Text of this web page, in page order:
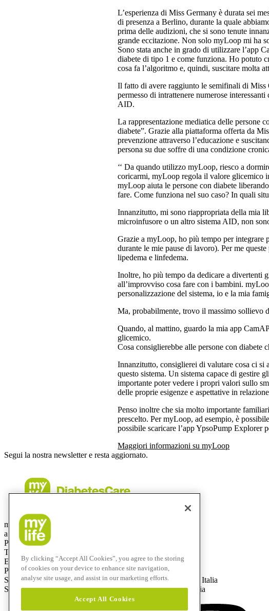
L’esperienza di Miss Germany è durata sei
di presenza a Berlino, durante la quale
prima delle audizioni, che si sono tenute
grande eccitazione. Non solo myLoop mi ha
Sono stata anche in grado di utilizzare l’app
diabete di tipo 1 e come funziona. Ho potuto
cosa fa l’algoritmo e, quindi, suscitare molta
Il fatto di avere raggiunto le semifinali di
permesso di intrattenere numerose
AID.
La rappresentazione mediatica delle persone
diabete”. Grazie alla piattaforma offerta da
prevenzione attraverso l’educazione e
persona su due soffre di una condizione
‘‘ Da quando utilizzo myLoop, riesco a
coricarmi, myLoop regola il valore glicemico
myLoop aiuta le persone con diabete
fare. Come funziona nel suo caso? In quali
Innanzitutto, mi sono riappropriata della mia
microinfusore o un altro sistema AID, non
Grazie a myLoop, ho più tempo per integrare
durante le mie pause di lavoro). Per me
lipedema e linfedema.
Inoltre, ho più tempo da dedicare a divertenti
all’improvviso cosa fare con i bambini.
personalizzazione del sistema, io e la mia
Ma, probabilmente, trovo il massimo sollievo
Quando, al mattino, guardo la mia app
glicemico.
Cosa consiglierebbe alle persone con diabete
Innanzitutto, consiglierei di valutare cosa ci si
questo sistema. Un sistema capace di gestire
importante poter vedere i propri valori sullo
delle proprie esigenze e aspettative in
Penso inoltre che sia molto importante
prescelto. Per myLoop, ad esempio, è
possibile scaricare l’app YpsoPump Explorer
Maggiori informazioni su myLoop
Segui la nostra newsletter e resta aggiornato.
mylife Diabetes Care Italia srl
a socio unico – capitale sociale: € 50.000 i. v.
Partita IVA e C.F.: 08438570965
Telefono: +39 0332 189 0607
E-mail: info@mylife-diabetescare.it
PEC (Posta Elettronica Certificata): mylifedc.italia@pec.it
Sede amministrativa: Via Bizzozero, 11, 21100 Varese (VA), Italia
Sede legale: Via Giuseppe Frua, 22, 20146 Milano (MI), Italia
By clicking “Accept All Cookies”, you agree to the storing
of cookies on your device to enhance site navigation,
analyse site usage, and assist in our marketing efforts.
Accept All Cookies